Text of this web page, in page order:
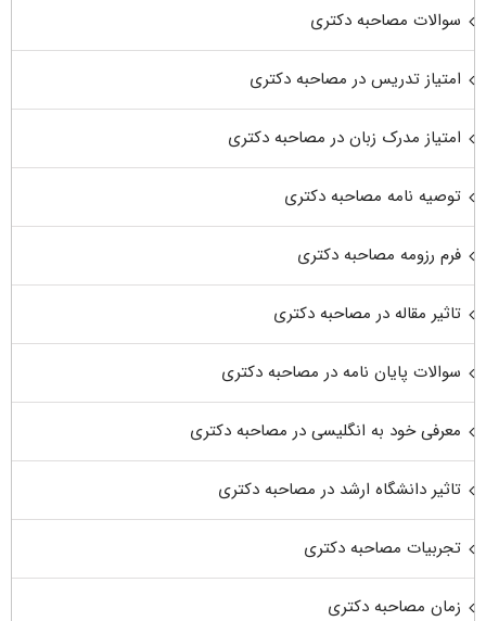
سوالات مصاحبه دکتری
امتیاز تدریس در مصاحبه دکتری
امتیاز مدرک زبان در مصاحبه دکتری
توصیه نامه مصاحبه دکتری
فرم رزومه مصاحبه دکتری
تاثیر مقاله در مصاحبه دکتری
سوالات پایان نامه در مصاحبه دکتری
معرفی خود به انگلیسی در مصاحبه دکتری
تاثیر دانشگاه ارشد در مصاحبه دکتری
تجربیات مصاحبه دکتری
زمان مصاحبه دکتری